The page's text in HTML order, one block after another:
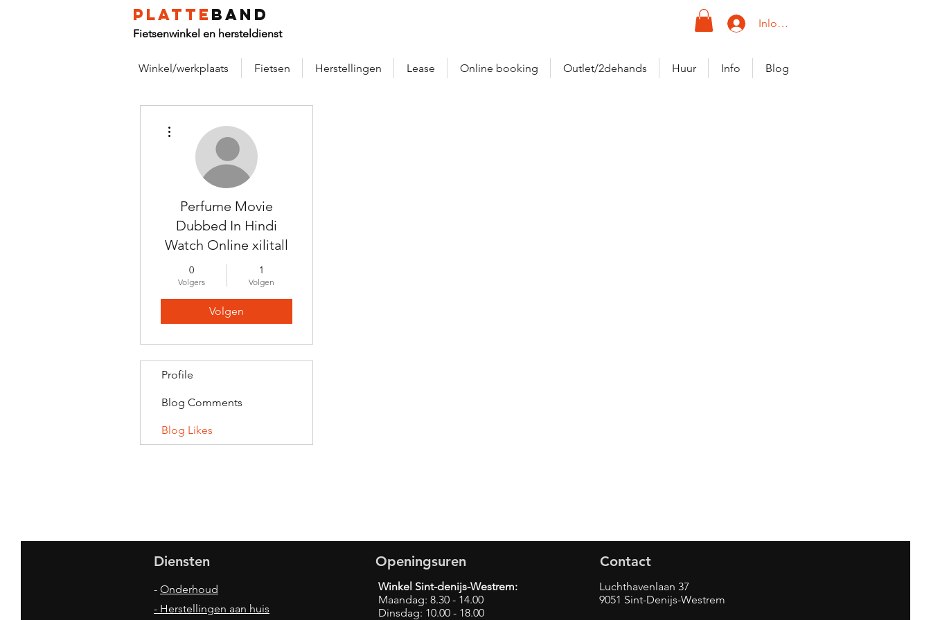
platte band
Fietsenwinkel en hersteldienst
Inloggen
Winkel/werkplaats Fietsen Herstellingen Lease Online booking Outlet/2dehands Huur Info Blog
Perfume Movie
Dubbed In Hindi
Watch Online xilitall
0
Volgers
1
Volgen
Volgen
Profile
Blog Comments
Blog Likes
Diensten Openingsuren Contact
- Onderhoud
- Herstellingen aan huis
Winkel Sint-denijs-Westrem:
Maandag: 8.30 - 14.00
Dinsdag: 10.00 - 18.00
Luchthavenlaan 37
9051 Sint-Denijs-Westrem